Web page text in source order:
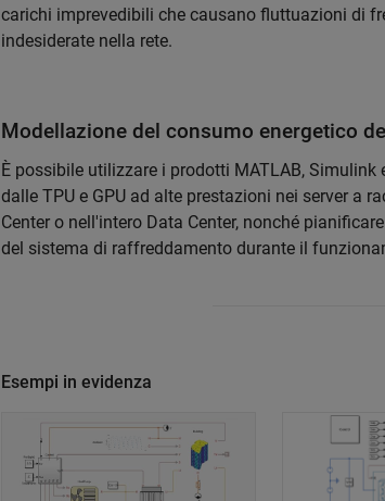
carichi imprevedibili che causano fluttuazioni di
indesiderate nella rete.
Modellazione del consumo energetico
È possibile utilizzare i prodotti MATLAB,
dalle TPU e GPU ad alte prestazioni nei server a
Center o nell'intero Data Center, nonché
del sistema di raffreddamento durante il
Esempi in evidenza